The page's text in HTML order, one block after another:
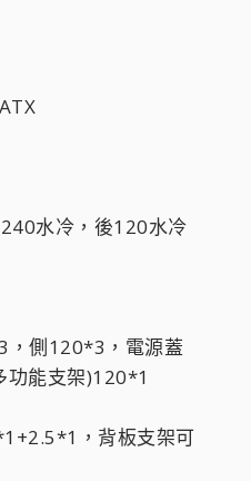
水冷，後120水冷
側120*3，電源蓋
能支架)120*1
，背板支架可